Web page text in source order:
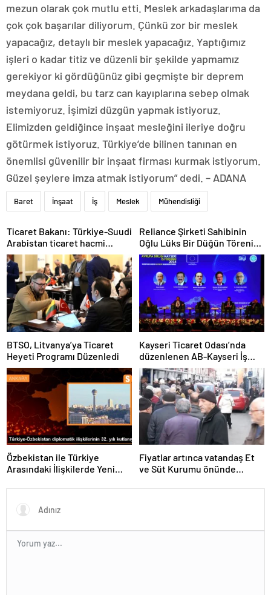
mezun olarak çok mutlu etti. Meslek arkadaşlarıma da
çok çok başarılar diliyorum. Çünkü zor bir meslek
yapacağız, detaylı bir meslek yapacağız. Yaptığımız
işleri o kadar titiz ve düzenli bir şekilde yapmamız
gerekiyor ki gördüğünüz gibi geçmişte bir deprem
meydana geldi, bu tarz can kayıplarına sebep olmak
istemiyoruz. İşimizi düzgün yapmak istiyoruz.
Elimizden geldiğince inşaat mesleğini ileriye doğru
götürmek istiyoruz. Türkiye’de bilinen tanınan en
önemlisi güvenilir bir inşaat firması kurmak istiyorum.
Güzel şeylere imza atmak istiyorum” dedi. – ADANA
Baret İnşaat İş Meslek Mühendisliği
Ticaret Bakanı: Türkiye-Suudi
Arabistan ticaret hacmi
artacak
Reliance Şirketi Sahibinin
Oğlu Lüks Bir Düğün Töreni
Düzenledi
BTSO, Litvanya’ya Ticaret
Heyeti Programı Düzenledi
Kayseri Ticaret Odası’nda
düzenlenen AB-Kayseri İş
Forumu’nda yeşil dönüşüm
ve dijitalleşme vurgusu
yapıldı
Özbekistan ile Türkiye
Arasındaki İlişkilerde Yeni
Fiyatlar artınca vatandaş Et
ve Süt Kurumu önünde